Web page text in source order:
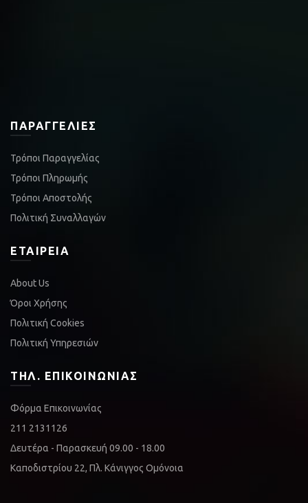
ΠΑΡΑΓΓΕΛΊΕΣ
Τρόποι Παραγγελίας
Τρόποι Πληρωμής
Τρόποι Αποστολής
Πολιτική Συναλλαγών
ΕΤΑΙΡΕΊΑ
About Us
Όροι Χρήσης
Πολιτική Cookies
Πολιτική Υπηρεσιών
ΤΗΛ. ΕΠΙΚΟΙΝΩΝΊΑΣ
Φόρμα Επικοινωνίας
211 2131126
Δευτέρα - Παρασκευή 09.00 - 18.00
Καποδιστρίου 22, Πλ. Κάνιγγος Ομόνοια